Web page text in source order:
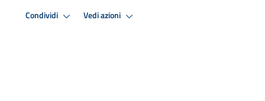
Condividi Vedi azioni